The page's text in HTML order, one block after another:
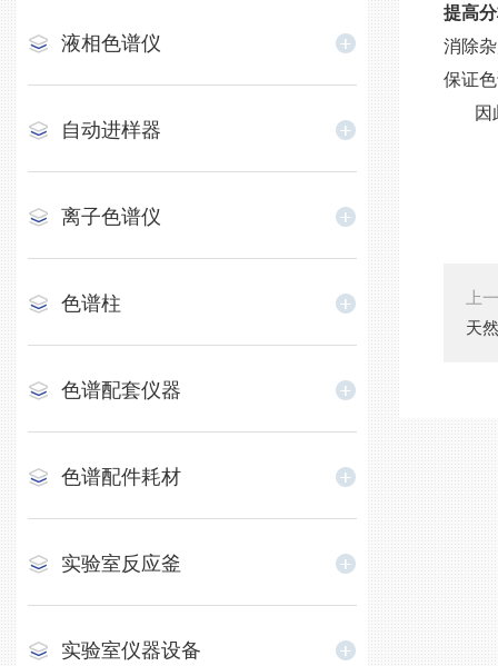
液相色谱仪
自动进样器
离子色谱仪
色谱柱
色谱配套仪器
色谱配件耗材
实验室反应釜
实验室仪器设备
提高
消除
保证
因此
上
天